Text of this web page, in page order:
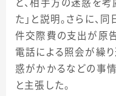
ど、相手方の迷惑を考
た」と説明。さらに、
件交際費の支出が原告
電話による照会が繰
惑がかかるなどの事情
と主張した。